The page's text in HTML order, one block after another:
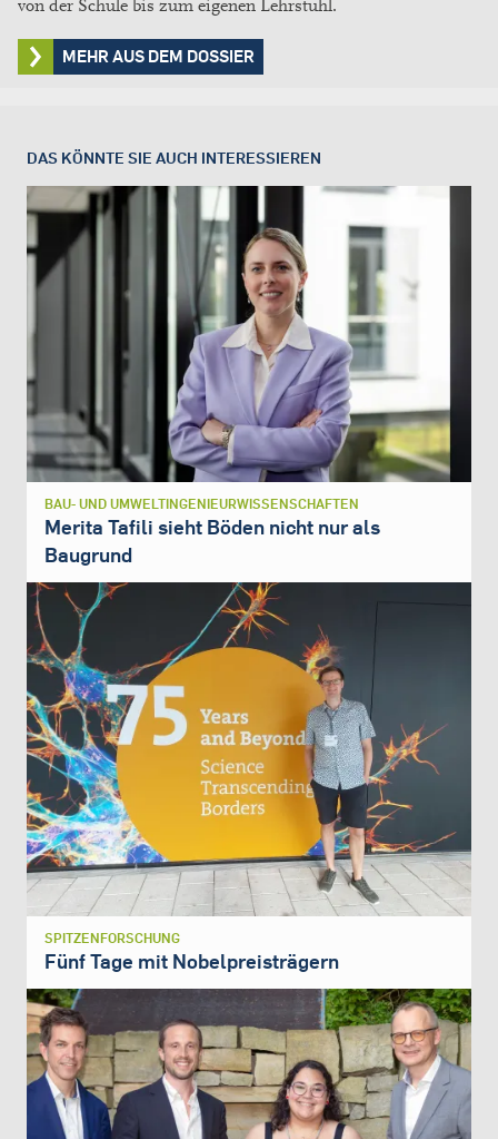
von der Schule bis zum eigenen Lehrstuhl.
MEHR AUS DEM DOSSIER
DAS KÖNNTE SIE AUCH INTERESSIEREN
BAU- UND UMWELTINGENIEURWISSENSCHAFTEN
Merita Tafili sieht Böden nicht nur als
Baugrund
SPITZENFORSCHUNG
Fünf Tage mit Nobelpreisträgern